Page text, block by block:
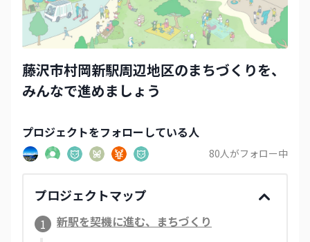
藤沢市村岡新駅周辺地区のまちづくりを、
みんなで進めましょう
プロジェクトをフォローしている人
80人がフォロー中
プロジェクトマップ
1
新駅を契機に進む、まちづくり